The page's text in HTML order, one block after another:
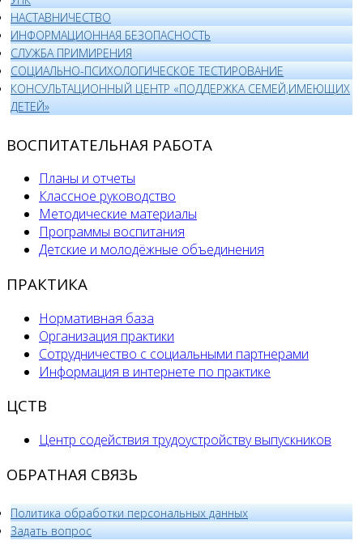
НАСТАВНИЧЕСТВО
ИНФОРМАЦИОННАЯ БЕЗОПАСНОСТЬ
СЛУЖБА ПРИМИРЕНИЯ
СОЦИАЛЬНО-ПСИХОЛОГИЧЕСКОЕ ТЕСТИРОВАНИЕ
КОНСУЛЬТАЦИОННЫЙ ЦЕНТР «ПОДДЕРЖКА СЕМЕЙ,ИМЕЮЩИХ
ДЕТЕЙ»
ВОСПИТАТЕЛЬНАЯ РАБОТА
Планы и отчеты
Классное руководство
Методические материалы
Программы воспитания
Детские и молодёжные объединения
ПРАКТИКА
Нормативная база
Организация практики
Сотрудничество с социальными партнерами
Информация в интернете по практике
ЦСТВ
Центр содействия трудоустройству выпускников
ОБРАТНАЯ СВЯЗЬ
Политика обработки персональных данных
­Задать вопрос